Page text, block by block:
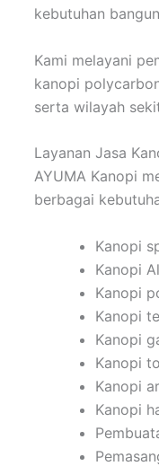
kebutuhan
Kami melayani
kanopi
serta wilayah
Layanan Jasa
AYUMA Kanopi
berbagai
Kanopi
Kanopi
Kanopi
Kanopi
Kanopi
Kanopi
Kanopi
Kanopi